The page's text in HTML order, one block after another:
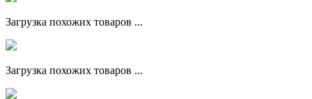
Загрузка похожих товаров ...
Загрузка похожих товаров ...